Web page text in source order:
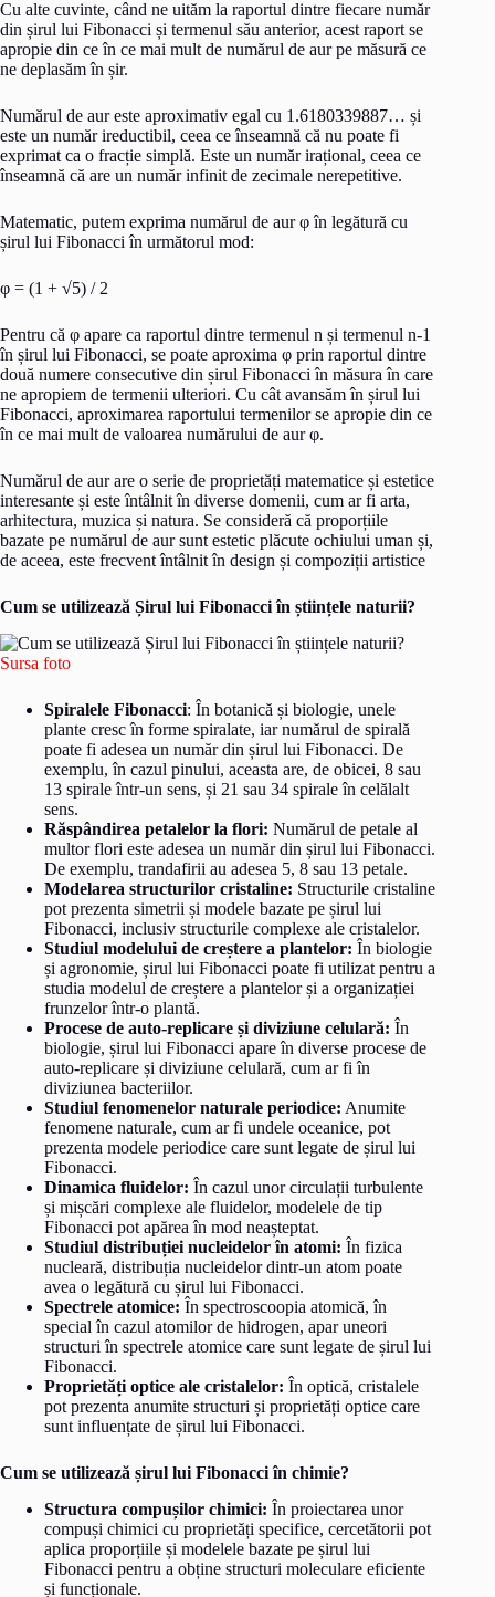
Cu alte cuvinte, când ne uităm la raportul dintre fiecare număr
din șirul lui Fibonacci și termenul său anterior, acest raport se
apropie din ce în ce mai mult de numărul de aur pe măsură ce
ne deplasăm în șir.
Numărul de aur este aproximativ egal cu 1.6180339887… și
este un număr ireductibil, ceea ce înseamnă că nu poate fi
exprimat ca o fracție simplă. Este un număr irațional, ceea ce
înseamnă că are un număr infinit de zecimale nerepetitive.
Matematic, putem exprima numărul de aur φ în legătură cu
șirul lui Fibonacci în următorul mod:
φ = (1 + √5) / 2
Pentru că φ apare ca raportul dintre termenul n și termenul n-1
în șirul lui Fibonacci, se poate aproxima φ prin raportul dintre
două numere consecutive din șirul Fibonacci în măsura în care
ne apropiem de termenii ulteriori. Cu cât avansăm în șirul lui
Fibonacci, aproximarea raportului termenilor se apropie din ce
în ce mai mult de valoarea numărului de aur φ.
Numărul de aur are o serie de proprietăți matematice și estetice
interesante și este întâlnit în diverse domenii, cum ar fi arta,
arhitectura, muzica și natura. Se consideră că proporțiile
bazate pe numărul de aur sunt estetic plăcute ochiului uman și,
de aceea, este frecvent întâlnit în design și compoziții artistice
Cum se utilizează Șirul lui Fibonacci în științele naturii?
Sursa foto
Spiralele Fibonacci: În botanică și biologie, unele
plante cresc în forme spiralate, iar numărul de spirală
poate fi adesea un număr din șirul lui Fibonacci. De
exemplu, în cazul pinului, aceasta are, de obicei, 8 sau
13 spirale într-un sens, și 21 sau 34 spirale în celălalt
sens.
Răspândirea petalelor la flori: Numărul de petale al
multor flori este adesea un număr din șirul lui Fibonacci.
De exemplu, trandafirii au adesea 5, 8 sau 13 petale.
Modelarea structurilor cristaline: Structurile cristaline
pot prezenta simetrii și modele bazate pe șirul lui
Fibonacci, inclusiv structurile complexe ale cristalelor.
Studiul modelului de creștere a plantelor: În biologie
și agronomie, șirul lui Fibonacci poate fi utilizat pentru a
studia modelul de creștere a plantelor și a organizației
frunzelor într-o plantă.
Procese de auto-replicare și diviziune celulară: În
biologie, șirul lui Fibonacci apare în diverse procese de
auto-replicare și diviziune celulară, cum ar fi în
diviziunea bacteriilor.
Studiul fenomenelor naturale periodice: Anumite
fenomene naturale, cum ar fi undele oceanice, pot
prezenta modele periodice care sunt legate de șirul lui
Fibonacci.
Dinamica fluidelor: În cazul unor circulații turbulente
și mișcări complexe ale fluidelor, modelele de tip
Fibonacci pot apărea în mod neașteptat.
Studiul distribuției nucleidelor în atomi: În fizica
nucleară, distribuția nucleidelor dintr-un atom poate
avea o legătură cu șirul lui Fibonacci.
Spectrele atomice: În spectroscoopia atomică, în
special în cazul atomilor de hidrogen, apar uneori
structuri în spectrele atomice care sunt legate de șirul lui
Fibonacci.
Proprietăți optice ale cristalelor: În optică, cristalele
pot prezenta anumite structuri și proprietăți optice care
sunt influențate de șirul lui Fibonacci.
Cum se utilizează șirul lui Fibonacci în chimie?
Structura compușilor chimici: În proiectarea unor
compuși chimici cu proprietăți specifice, cercetătorii pot
aplica proporțiile și modelele bazate pe șirul lui
Fibonacci pentru a obține structuri moleculare eficiente
și funcționale.